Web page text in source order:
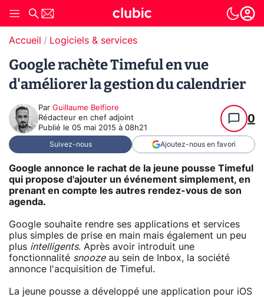
Accueil Logiciels & services
Google rachète Timeful en vue
d'améliorer la gestion du calendrier
Par Guillaume Belfiore
Rédacteur en chef adjoint
Publié le 05 mai 2015 à 08h21
0
Suivez-nous Ajoutez-nous en favori
Google annonce le rachat de la jeune pousse Timeful
qui propose d'ajouter un événement simplement, en
prenant en compte les autres rendez-vous de son
agenda.
Google souhaite rendre ses applications et services
plus simples de prise en main mais également un peu
plus intelligents. Après avoir introduit une
fonctionnalité snoozeau sein de Inbox, la société
annonce l'acquisition de Timeful.
La jeune pousse a développé une application pour iOS